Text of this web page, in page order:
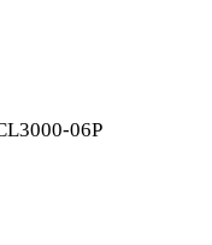
06P